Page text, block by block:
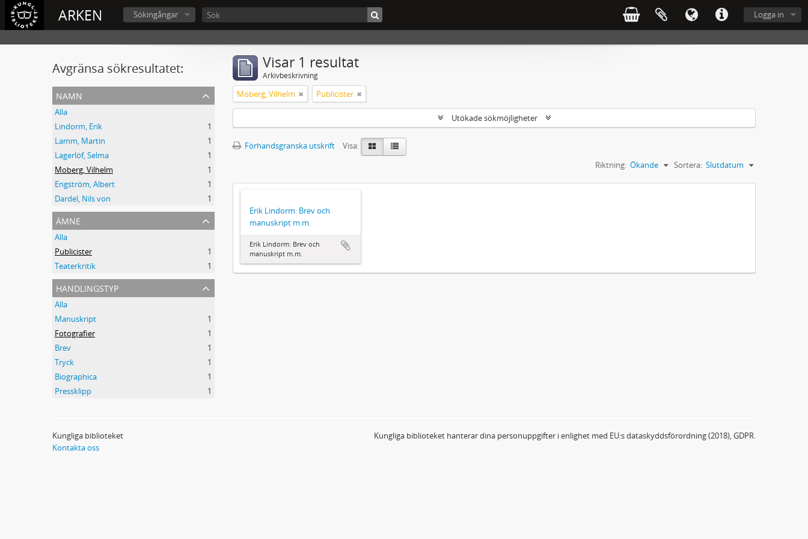
ARKEN Logga in
Sökingångar
Avgränsa sökresultatet:
namn
Alla
Lindorm, Erik
1
Lamm, Martin
1
Lagerlöf, Selma
1
Moberg, Vilhelm
1
Engström, Albert
1
Dardel, Nils von
1
ämne
Alla
Publicister
1
Teaterkritik
1
handlingstyp
Alla
Manuskript
1
Fotografier
1
Brev
1
Tryck
1
Biographica
1
Pressklipp
1
Visar 1 resultat
Arkivbeskrivning
Moberg, Vilhelm Publicister
Utökade sökmöjligheter
Förhandsgranska utskrift
Visa:
Sortera: Slutdatum
Riktning: Ökande
Erik Lindorm: Brev och
manuskript m.m.
Erik Lindorm: Brev och
manuskript m.m.
Kungliga biblioteket
Kontakta oss
Kungliga biblioteket hanterar dina personuppgifter i enlighet med EU:s dataskyddsförordning (2018), GDPR.